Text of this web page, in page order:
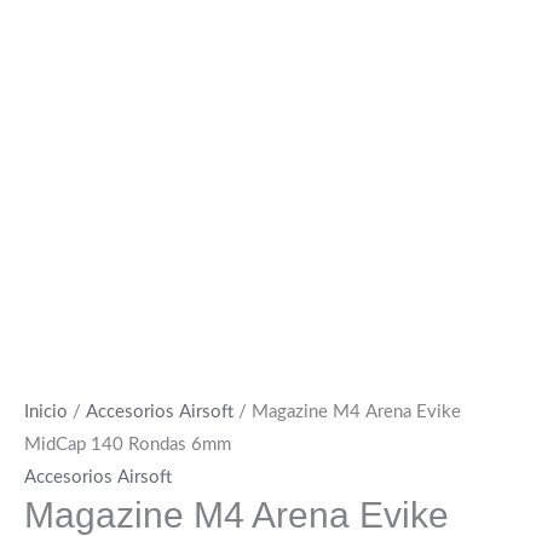
Inicio / Accesorios Airsoft / Magazine M4 Arena Evike
MidCap 140 Rondas 6mm
Accesorios Airsoft
Magazine M4 Arena Evike